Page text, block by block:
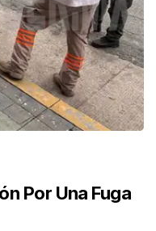
Por Una Fuga